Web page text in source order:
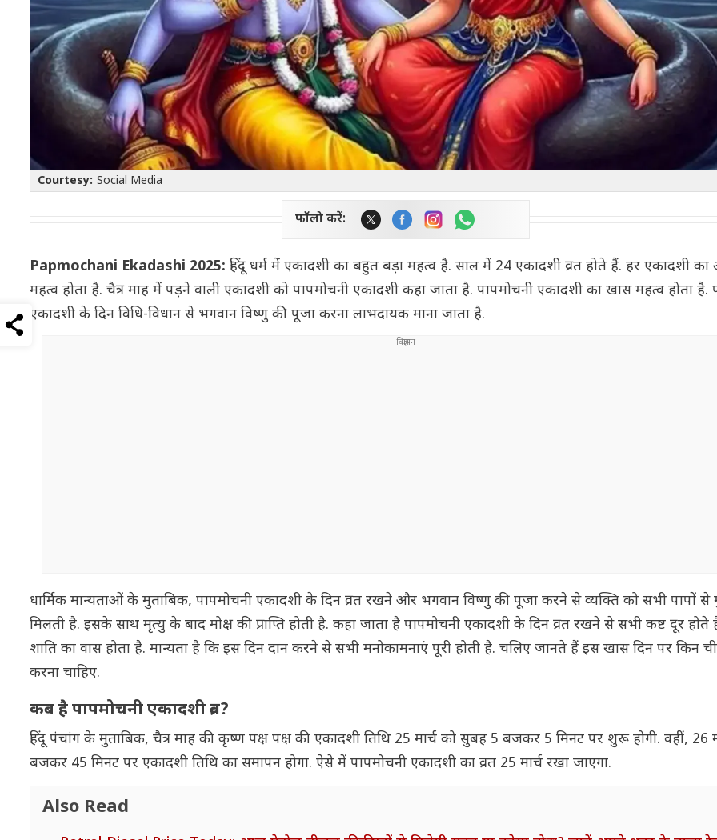
Courtesy: Social Media
फॉलो करें:
Papmochani Ekadashi 2025: हिंदू धर्म में एकादशी का बहुत बड़ा महत्व है. साल में 24 एकादशी व्रत होते हैं. हर एकादशी
महत्व होता है. चैत्र माह में पड़ने वाली एकादशी को पापमोचनी एकादशी कहा जाता है. पापमोचनी एकादशी का खास महत्व होता है.
एकादशी के दिन विधि-विधान से भगवान विष्णु की पूजा करना लाभदायक माना जाता है.
धार्मिक मान्यताओं के मुताबिक, पापमोचनी एकादशी के दिन व्रत रखने और भगवान विष्णु की पूजा करने से व्यक्ति को सभी पापों से
मिलती है. इसके साथ मृत्यु के बाद मोक्ष की प्राप्ति होती है. कहा जाता है पापमोचनी एकादशी के दिन व्रत रखने से सभी कष्ट दूर
शांति का वास होता है. मान्यता है कि इस दिन दान करने से सभी मनोकामनाएं पूरी होती है. चलिए जानते हैं इस खास दिन पर किन
करना चाहिए.
कब है पापमोचनी एकादशी व्रत?
हिंदू पंचांग के मुताबिक, चैत्र माह की कृष्ण पक्ष पक्ष की एकादशी तिथि 25 मार्च को सुबह 5 बजकर 5 मिनट पर शुरू होगी. वहीं, 26
बजकर 45 मिनट पर एकादशी तिथि का समापन होगा. ऐसे में पापमोचनी एकादशी का व्रत 25 मार्च रखा जाएगा.
Also Read